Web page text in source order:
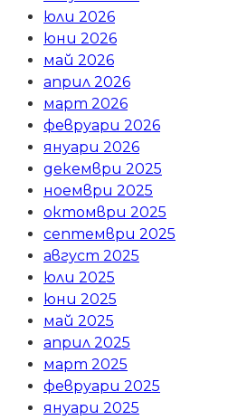
юли 2026
юни 2026
май 2026
април 2026
март 2026
февруари 2026
януари 2026
декември 2025
ноември 2025
октомври 2025
септември 2025
август 2025
юли 2025
юни 2025
май 2025
април 2025
март 2025
февруари 2025
януари 2025